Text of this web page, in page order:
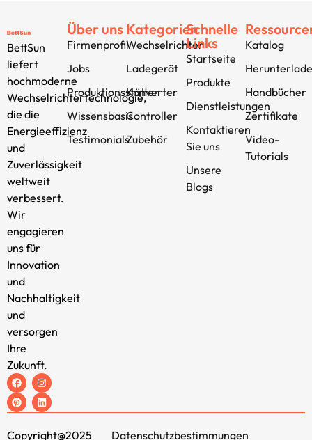
BettSun
liefert
hochmoderne
Wechselrichtertechnologie,
die die
Energieeffizienz
und
Zuverlässigkeit
weltweit
verbessert.
Wir
engagieren
uns für
Innovation
und
Nachhaltigkeit
und
versorgen
Ihre
Zukunft.
Über uns
Firmenprofil
Jobs
Produktionsstätten
Wissensbasis
Testimonials
Kategorien
Wechselrichter
Ladegerät
Konverter
Controller
Zubehör
Schnelle
Links
Startseite
Produkte
Dienstleistungen
Kontaktieren
Sie uns
Unsere
Blogs
Katalog
Handbücher
Zertifikate
Video-
Tutorials
Copyright@2025 Datenschutzbestimmungen